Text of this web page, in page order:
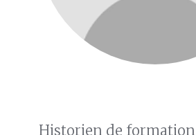
Historien de formation